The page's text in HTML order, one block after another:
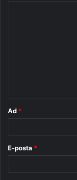
Ad *
E-posta *